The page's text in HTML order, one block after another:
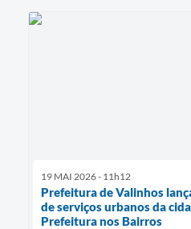
19 MAI 2026 - 11h12
Prefeitura de Valinhos
de serviços urbanos da
Prefeitura nos Bairros